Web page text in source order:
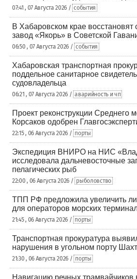
07:41 , 07 Августа 2026 / события
В Хабаровском крае восстановят
завод «Якорь» в Советской
06:50 , 07 Августа 2026 / события
Хабаровская транспортная
поддельное санитарное
судовладельца
06:21 , 07 Августа 2026 / аварийность и чп
Проект реконструкции Среднего
Корсаков одобрен
22:15 , 06 Августа 2026 / порты
Экспедиция ВНИРО на НИС
исследовала дальневосточные
пелагических рыб
22:00 , 06 Августа 2026 / рыболовство
ТПП РФ предложила увеличить
для операторов морских
21:45 , 06 Августа 2026 / порты
Транспортная прокуратура
нарушения в угольном порту
21:30 , 06 Августа 2026 / порты
Навигацию речных трамвайчиков